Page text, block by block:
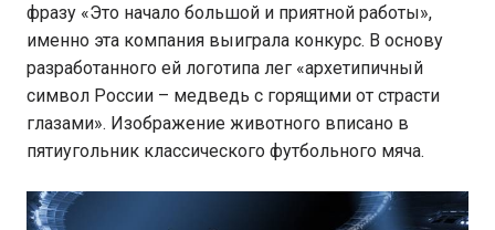
фразу «Это начало большой и приятной работы»,
именно эта компания выиграла конкурс. В основу
разработанного ей логотипа лег «архетипичный
символ России – медведь с горящими от страсти
глазами». Изображение животного вписано в
пятиугольник классического футбольного мяча.